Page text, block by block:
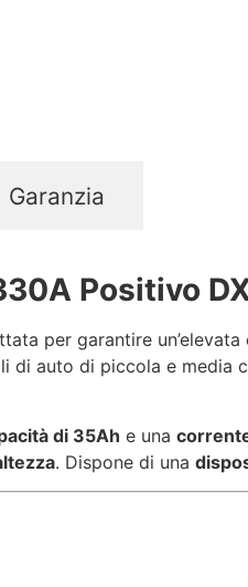
Garanzia
Positivo
per garantire
di auto di piccola e
di 35Ah e una
. Dispone di una